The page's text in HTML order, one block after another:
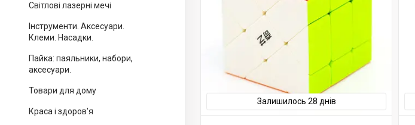
Світлові лазерні мечі
Інструменти. Аксесуари.
Клеми. Насадки.
Пайка: паяльники, набори,
аксесуари.
Товари для дому
Краса і здоров'я
Залишилось 28 днів